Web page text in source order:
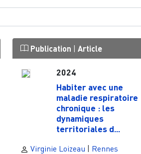
Publication |Article
2024
Habiter avec une
maladie respiratoire
chronique : les
dynamiques
territoriales d...
Virginie Loizeau | Rennes